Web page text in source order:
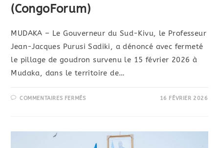
(CongoForum)
MUDAKA – Le Gouverneur du Sud-Kivu, le Professeur
Jean-Jacques Purusi Sadiki, a dénoncé avec fermeté
le pillage de goudron survenu le 15 février 2026 à
Mudaka, dans le territoire de…
COMMENTAIRES FERMÉS 16 FÉVRIER 2026